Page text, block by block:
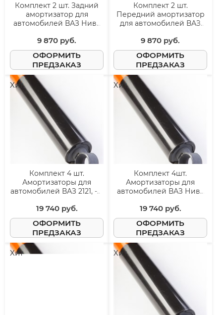
Комплект 2 шт. Задний
амортизатор для
автомобилей ВАЗ Нива
9 870 руб.
ОФОРМИТЬ
ПРЕДЗАКАЗ
Комплект 2 шт.
Передний амортизатор
для автомобилей ВАЗ
Урбан
9 870 руб.
ОФОРМИТЬ
ПРЕДЗАКАЗ
Хит
Комплект 4 шт.
Амортизаторы для
автомобилей ВАЗ 2121, -31
19 740 руб.
ОФОРМИТЬ
ПРЕДЗАКАЗ
Хит
Комплект 4шт.
Амортизаторы для
автомобилей ВАЗ Нива
19 740 руб.
ОФОРМИТЬ
ПРЕДЗАКАЗ
Хит Хит